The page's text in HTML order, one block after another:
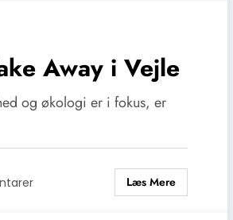
Away i Vejle
og økologi er i fokus, er
Læs Mere